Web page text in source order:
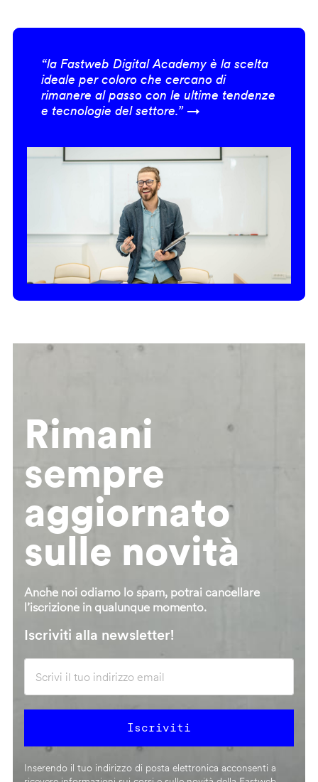
“la Fastweb Digital Academy è la scelta
ideale per coloro che cercano di
rimanere al passo con le ultime tendenze
e tecnologie del settore.” →
Rimani
sempre
aggiornato
sulle novità
Anche noi odiamo lo spam, potrai cancellare
l’iscrizione in qualunque momento.
Iscriviti alla newsletter!
Inserendo il tuo indirizzo di posta elettronica acconsenti a